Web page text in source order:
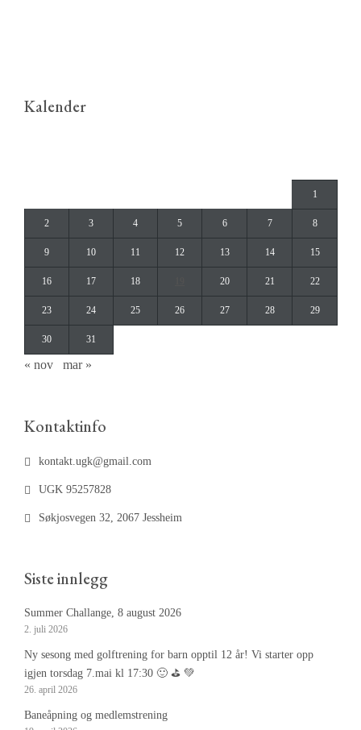
Kalender
1
2 3 4 5 6 7 8
9 10 11 12 13 14 15
16 17 18 20 21 22
23 24 25 26 27 28 29
30 31
« nov mar »
Kontaktinfo
kontakt.ugk@gmail.com
UGK 95257828
Søkjosvegen 32, 2067 Jessheim
Siste innlegg
Summer Challange, 8 august 2026
2. juli 2026
Ny sesong med golftrening for barn opptil 12 år! Vi starter opp
igjen torsdag 7.mai kl 17:30 🙂 ⛳️ 💚
26. april 2026
Baneåpning og medlemstrening